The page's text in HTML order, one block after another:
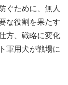
ぐために、無人
な役割を果たす
方、戦略に変化
軍用犬が戦場に